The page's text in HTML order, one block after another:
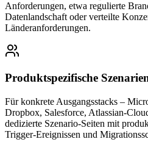
Anforderungen, etwa regulierte
Datenlandschaft oder verteilte
Länderanforderungen.
Produktspezifische
Für konkrete Ausgangsstacks –
Dropbox, Salesforce, Atlassian-
dedizierte Szenario-Seiten mit
Trigger-Ereignissen und